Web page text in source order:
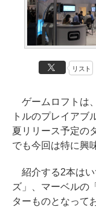
リスト
ゲームロフトは
トルのプレイアブ
夏リリース予定の
でも今回は特に興
紹介する2本はい
ズ」、マーベルの
ターものとなって